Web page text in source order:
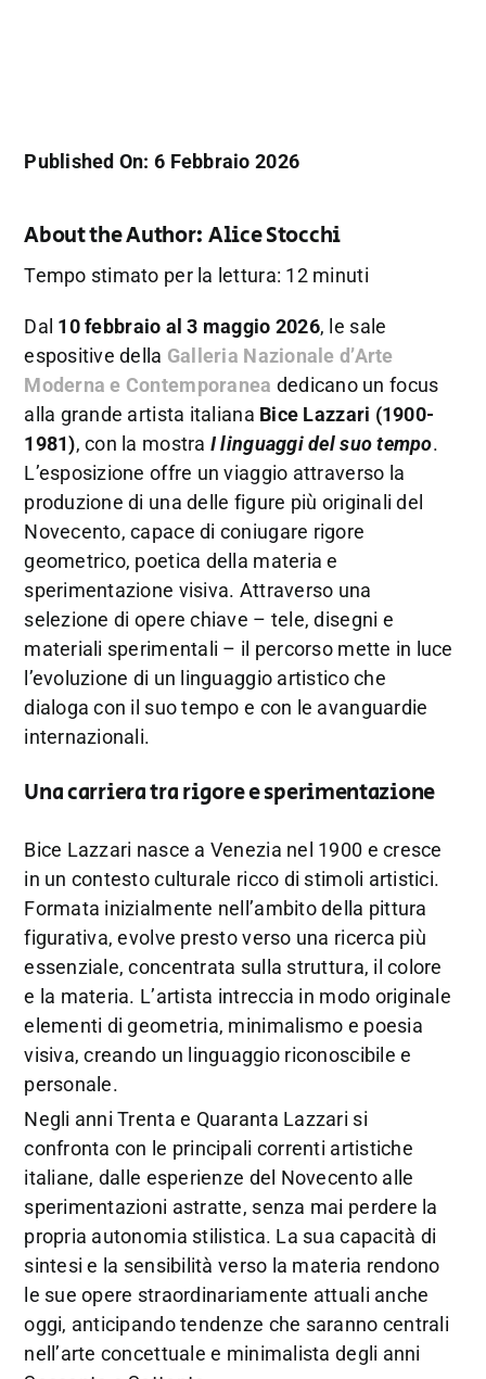
Published On: 6 Febbraio 2026
About the Author: Alice Stocchi
Tempo stimato per la lettura: 12 minuti
Dal 10 febbraio al 3 maggio 2026, le sale
espositive della Galleria Nazionale d’Arte
Moderna e Contemporanea dedicano un focus
alla grande artista italiana Bice Lazzari (1900-
1981), con la mostra I linguaggi del suo tempo.
L’esposizione offre un viaggio attraverso la
produzione di una delle figure più originali del
Novecento, capace di coniugare rigore
geometrico, poetica della materia e
sperimentazione visiva. Attraverso una
selezione di opere chiave – tele, disegni e
materiali sperimentali – il percorso mette in luce
l’evoluzione di un linguaggio artistico che
dialoga con il suo tempo e con le avanguardie
internazionali.
Una carriera tra rigore e sperimentazione
Bice Lazzari nasce a Venezia nel 1900 e cresce
in un contesto culturale ricco di stimoli artistici.
Formata inizialmente nell’ambito della pittura
figurativa, evolve presto verso una ricerca più
essenziale, concentrata sulla struttura, il colore
e la materia. L’artista intreccia in modo originale
elementi di geometria, minimalismo e poesia
visiva, creando un linguaggio riconoscibile e
personale.
Negli anni Trenta e Quaranta Lazzari si
confronta con le principali correnti artistiche
italiane, dalle esperienze del Novecento alle
sperimentazioni astratte, senza mai perdere la
propria autonomia stilistica. La sua capacità di
sintesi e la sensibilità verso la materia rendono
le sue opere straordinariamente attuali anche
oggi, anticipando tendenze che saranno centrali
nell’arte concettuale e minimalista degli anni